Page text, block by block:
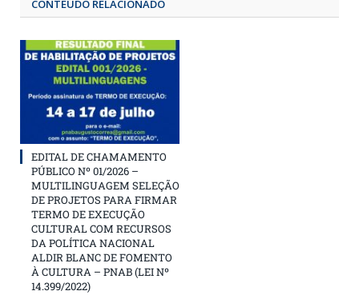
CONTEÚDO RELACIONADO
EDITAL DE CHAMAMENTO
PÚBLICO Nº 01/2026 –
MULTILINGUAGEM SELEÇÃO
DE PROJETOS PARA FIRMAR
TERMO DE EXECUÇÃO
CULTURAL COM RECURSOS
DA POLÍTICA NACIONAL
ALDIR BLANC DE FOMENTO
À CULTURA – PNAB (LEI Nº
14.399/2022)